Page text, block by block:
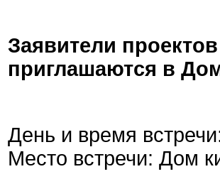
Заявители
приглашаются в
День и время
Место встречи: Дом